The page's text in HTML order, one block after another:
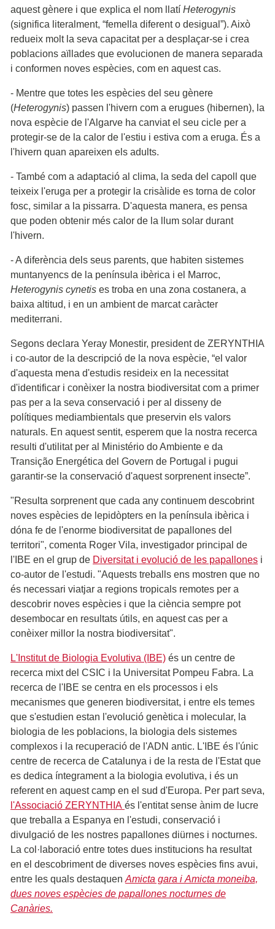
aquest gènere i que explica el nom llatí Heterogynis
(significa literalment, “femella diferent o desigual”). Això
redueix molt la seva capacitat per a desplaçar-se i crea
poblacions aïllades que evolucionen de manera separada
i conformen noves espècies, com en aquest cas.
- Mentre que totes les espècies del seu gènere
(Heterogynis) passen l'hivern com a erugues (hibernen), la
nova espècie de l'Algarve ha canviat el seu cicle per a
protegir-se de la calor de l'estiu i estiva com a eruga. És a
l'hivern quan apareixen els adults.
- També com a adaptació al clima, la seda del capoll que
teixeix l'eruga per a protegir la crisàlide es torna de color
fosc, similar a la pissarra. D'aquesta manera, es pensa
que poden obtenir més calor de la llum solar durant
l'hivern.
- A diferència dels seus parents, que habiten sistemes
muntanyencs de la península ibèrica i el Marroc,
Heterogynis cynetis es troba en una zona costanera, a
baixa altitud, i en un ambient de marcat caràcter
mediterrani.
Segons declara Yeray Monestir, president de ZERYNTHIA
i co-autor de la descripció de la nova espècie, “el valor
d'aquesta mena d'estudis resideix en la necessitat
d'identificar i conèixer la nostra biodiversitat com a primer
pas per a la seva conservació i per al disseny de
polítiques mediambientals que preservin els valors
naturals. En aquest sentit, esperem que la nostra recerca
resulti d'utilitat per al Ministério do Ambiente e da
Transição Energética del Govern de Portugal i pugui
garantir-se la conservació d'aquest sorprenent insecte”.
"Resulta sorprenent que cada any continuem descobrint
noves espècies de lepidòpters en la península ibèrica i
dóna fe de l'enorme biodiversitat de papallones del
territori", comenta Roger Vila, investigador principal de
l'IBE en el grup de Diversitat i evolució de les papallones i
co-autor de l'estudi. "Aquests treballs ens mostren que no
és necessari viatjar a regions tropicals remotes per a
descobrir noves espècies i que la ciència sempre pot
desembocar en resultats útils, en aquest cas per a
conèixer millor la nostra biodiversitat".
L'Institut de Biologia Evolutiva (IBE) és un centre de
recerca mixt del CSIC i la Universitat Pompeu Fabra. La
recerca de l'IBE se centra en els processos i els
mecanismes que generen biodiversitat, i entre els temes
que s'estudien estan l'evolució genètica i molecular, la
biologia de les poblacions, la biologia dels sistemes
complexos i la recuperació de l'ADN antic. L'IBE és l'únic
centre de recerca de Catalunya i de la resta de l'Estat que
es dedica íntegrament a la biologia evolutiva, i és un
referent en aquest camp en el sud d'Europa. Per part seva,
l'Associació ZERYNTHIA és l'entitat sense ànim de lucre
que treballa a Espanya en l'estudi, conservació i
divulgació de les nostres papallones diürnes i nocturnes.
La col·laboració entre totes dues institucions ha resultat
en el descobriment de diverses noves espècies fins avui,
entre les quals destaquen Amicta gara i Amicta moneiba,
dues noves espècies de papallones nocturnes de
Canàries.